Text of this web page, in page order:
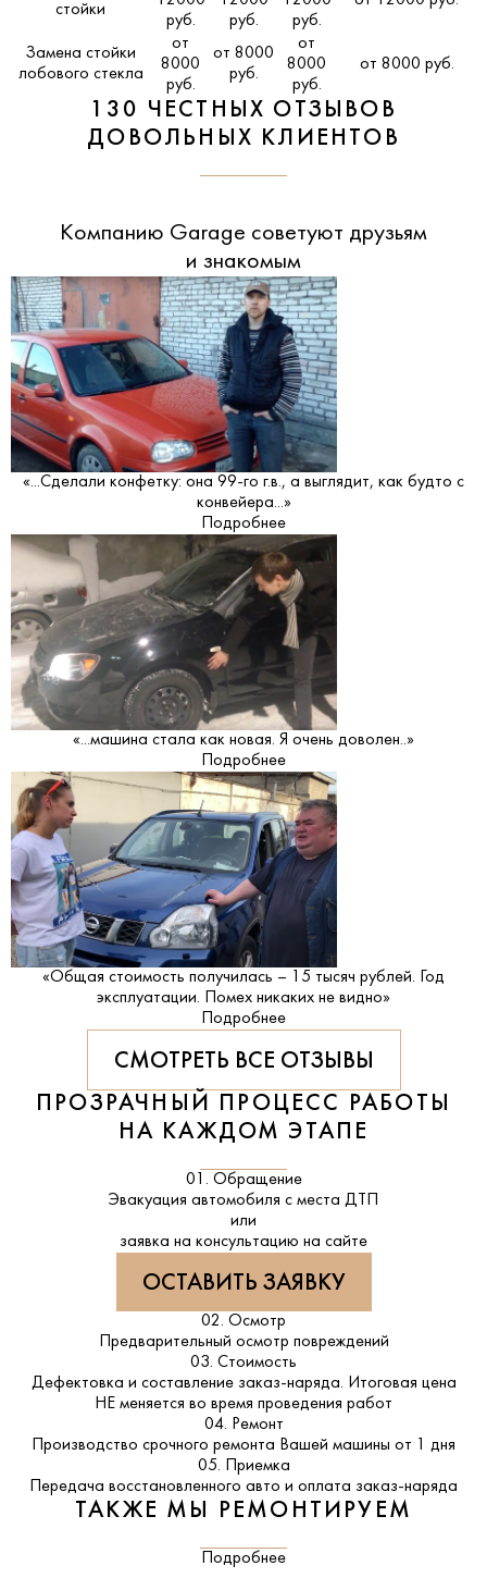
стойки
руб.
руб.
руб.
Замена стойки
лобового стекла
от
8000
руб.
от 8000
руб.
от
8000
руб.
от 8000 руб.
130 ЧЕСТНЫХ ОТЗЫВОВ
ДОВОЛЬНЫХ КЛИЕНТОВ
Компанию Garage советуют друзьям
и знакомым
«...Сделали конфетку: она 99-го г.в., а выглядит, как будто с
конвейера...»
Подробнее
«...машина стала как новая. Я очень доволен..»
Подробнее
«Общая стоимость получилась – 15 тысяч рублей. Год
эксплуатации. Помех никаких не видно»
Подробнее
СМОТРЕТЬ ВСЕ ОТЗЫВЫ
ПРОЗРАЧНЫЙ ПРОЦЕСС РАБОТЫ
НА КАЖДОМ ЭТАПЕ
01. Обращение
Эвакуация автомобиля с места ДТП
или
заявка на консультацию на сайте
ОСТАВИТЬ ЗАЯВКУ
02. Осмотр
Предварительный осмотр повреждений
03. Стоимость
Дефектовка и составление заказ-наряда. Итоговая цена
НЕ меняется во время проведения работ
04. Ремонт
Производство срочного ремонта Вашей машины от 1 дня
05. Приемка
Передача восстановленного авто и оплата заказ-наряда
ТАКЖЕ МЫ РЕМОНТИРУЕМ
Подробнее